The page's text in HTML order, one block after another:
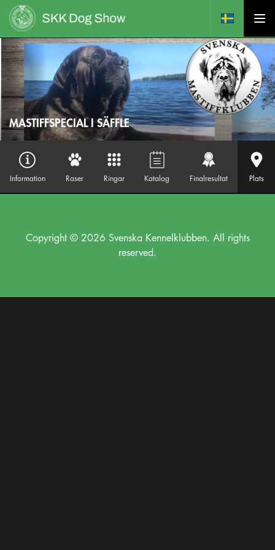
MASTIFFSPECIAL I SÄFFLE
Information Raser Ringar Katalog Finalresultat Plats
Copyright © 2026 Svenska Kennelklubben. All rights
reserved.